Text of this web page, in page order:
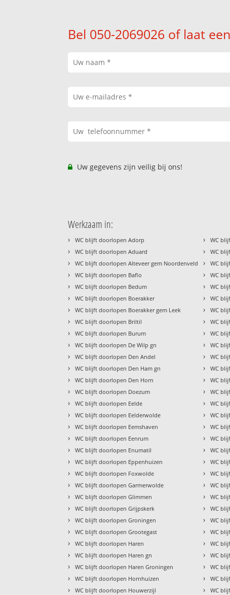
Bel 050-2069026 of laat
Uw gegevens zijn veilig bij ons!
Werkzaam in:
› WC blijft doorlopen Adorp
› WC blijft doorlopen Aduard
› WC blijft doorlopen Alteveer gem Noordenveld
› WC blijft doorlopen Baflo
› WC blijft doorlopen Bedum
› WC blijft doorlopen Boerakker
› WC blijft doorlopen Boerakker gem Leek
› WC blijft doorlopen Briltil
› WC blijft doorlopen Burum
› WC blijft doorlopen De Wilp gn
› WC blijft doorlopen Den Andel
› WC blijft doorlopen Den Ham gn
› WC blijft doorlopen Den Horn
› WC blijft doorlopen Doezum
› WC blijft doorlopen Eelde
› WC blijft doorlopen Eelderwolde
› WC blijft doorlopen Eemshaven
› WC blijft doorlopen Eenrum
› WC blijft doorlopen Enumatil
› WC blijft doorlopen Eppenhuizen
› WC blijft doorlopen Foxwolde
› WC blijft doorlopen Garmerwolde
› WC blijft doorlopen Glimmen
› WC blijft doorlopen Grijpskerk
› WC blijft doorlopen Groningen
› WC blijft doorlopen Grootegast
› WC blijft doorlopen Haren
› WC blijft doorlopen Haren gn
› WC blijft doorlopen Haren Groningen
› WC blijft doorlopen Hornhuizen
› WC blijft doorlopen Houwerzijl
› WC
› WC
› WC
› WC
› WC
› WC
› WC
› WC
› WC
› WC
› WC
› WC
› WC
› WC
› WC
› WC
› WC
› WC
› WC
› WC
› WC
› WC
› WC
› WC
› WC
› WC
› WC
› WC
› WC
› WC
› WC